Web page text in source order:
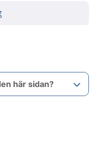
här sidan?